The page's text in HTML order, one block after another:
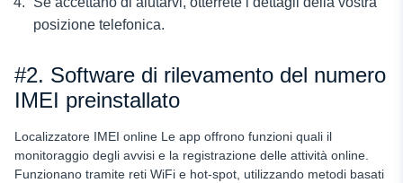
posizione telefonica.
#2. Software di rilevamento del numero
IMEI preinstallato
Localizzatore IMEI online Le app offrono funzioni quali il
monitoraggio degli avvisi e la registrazione delle attività online.
Funzionano tramite reti WiFi e hot-spot, utilizzando metodi basati